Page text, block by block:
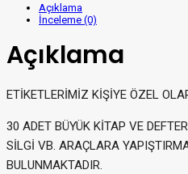
Açıklama
İnceleme (0)
Açıklama
ETİKETLERİMİZ KİŞİYE ÖZEL
30 ADET BÜYÜK KİTAP VE
SİLGİ VB. ARAÇLARA
BULUNMAKTADIR.